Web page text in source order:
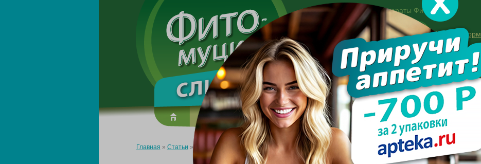
Другие препараты Фитомуцил:
Норм Холестенорм
Made in the UK
Консультация специалиста:
+7 495 744-06-27
О препарате Усиль эффект Полезно знать Вопрос-ответ
Главная » Статьи »Как ускорить процесс похудения без вреда для здоровья?